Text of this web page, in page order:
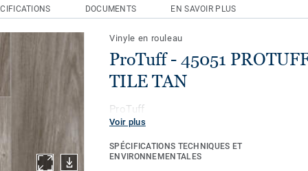
DOCUMENTS EN SAVOIR PLUS
Vinyle en rouleau
ProTuff - 45051
TILE TAN
ProTuff
Voir plus
SPÉCIFICATIONS TECHNIQUES ET
ENVIRONNEMENTALES